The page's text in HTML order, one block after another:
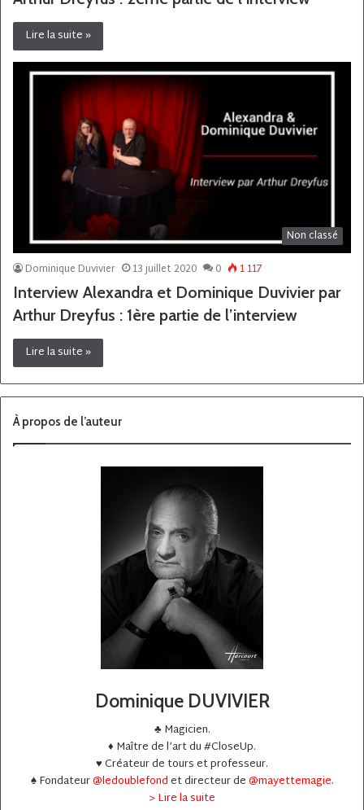
Lire la suite »
Non classé
Dominique Duvivier
13 juillet 2020 0 1 117
Interview Alexandra et Dominique Duvivier par
Arthur Dreyfus : 1ère partie de l’interview
Lire la suite »
À propos de l’auteur
Dominique DUVIVIER
♣️ Magicien.
♦️ Maître de l’art du #CloseUp.
♥️ Créateur de tours et professeur.
♠️ Fondateur@ledoublefondet directeur de@mayettemagie.
> Lire la suite